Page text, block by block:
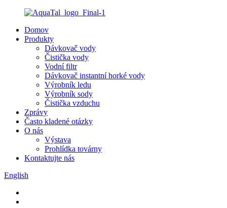
Domov
Produkty
Dávkovač vody
Čistička vody
Vodní filtr
Dávkovač instantní horké vody
Výrobník ledu
Výrobník sody
Čistička vzduchu
Zprávy
Často kladené otázky
O nás
Výstava
Prohlídka továrny
Kontaktujte nás
English